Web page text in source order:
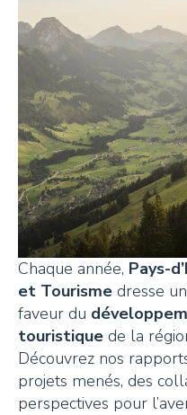
Chaque année, Pays-
et Tourisme dresse
faveur du
touristique de la
Découvrez nos
projets menés, des
perspectives pour